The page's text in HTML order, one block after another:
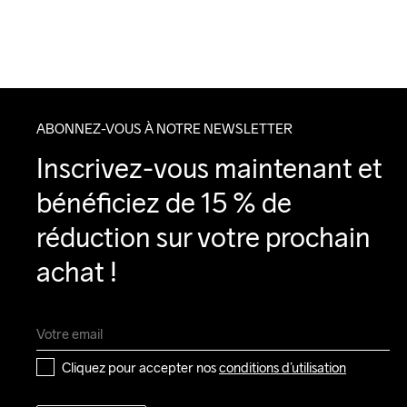
ABONNEZ-VOUS À NOTRE NEWSLETTER
Inscrivez-vous maintenant et
bénéficiez de 15 % de
réduction sur votre prochain
achat !
Cliquez pour accepter nos conditions d’utilisation